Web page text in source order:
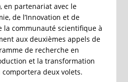
en partenariat avec le
de l’Innovation et de
la communauté scientifique à
aux deuxièmes appels de
de recherche en
et la transformation
deux volets.